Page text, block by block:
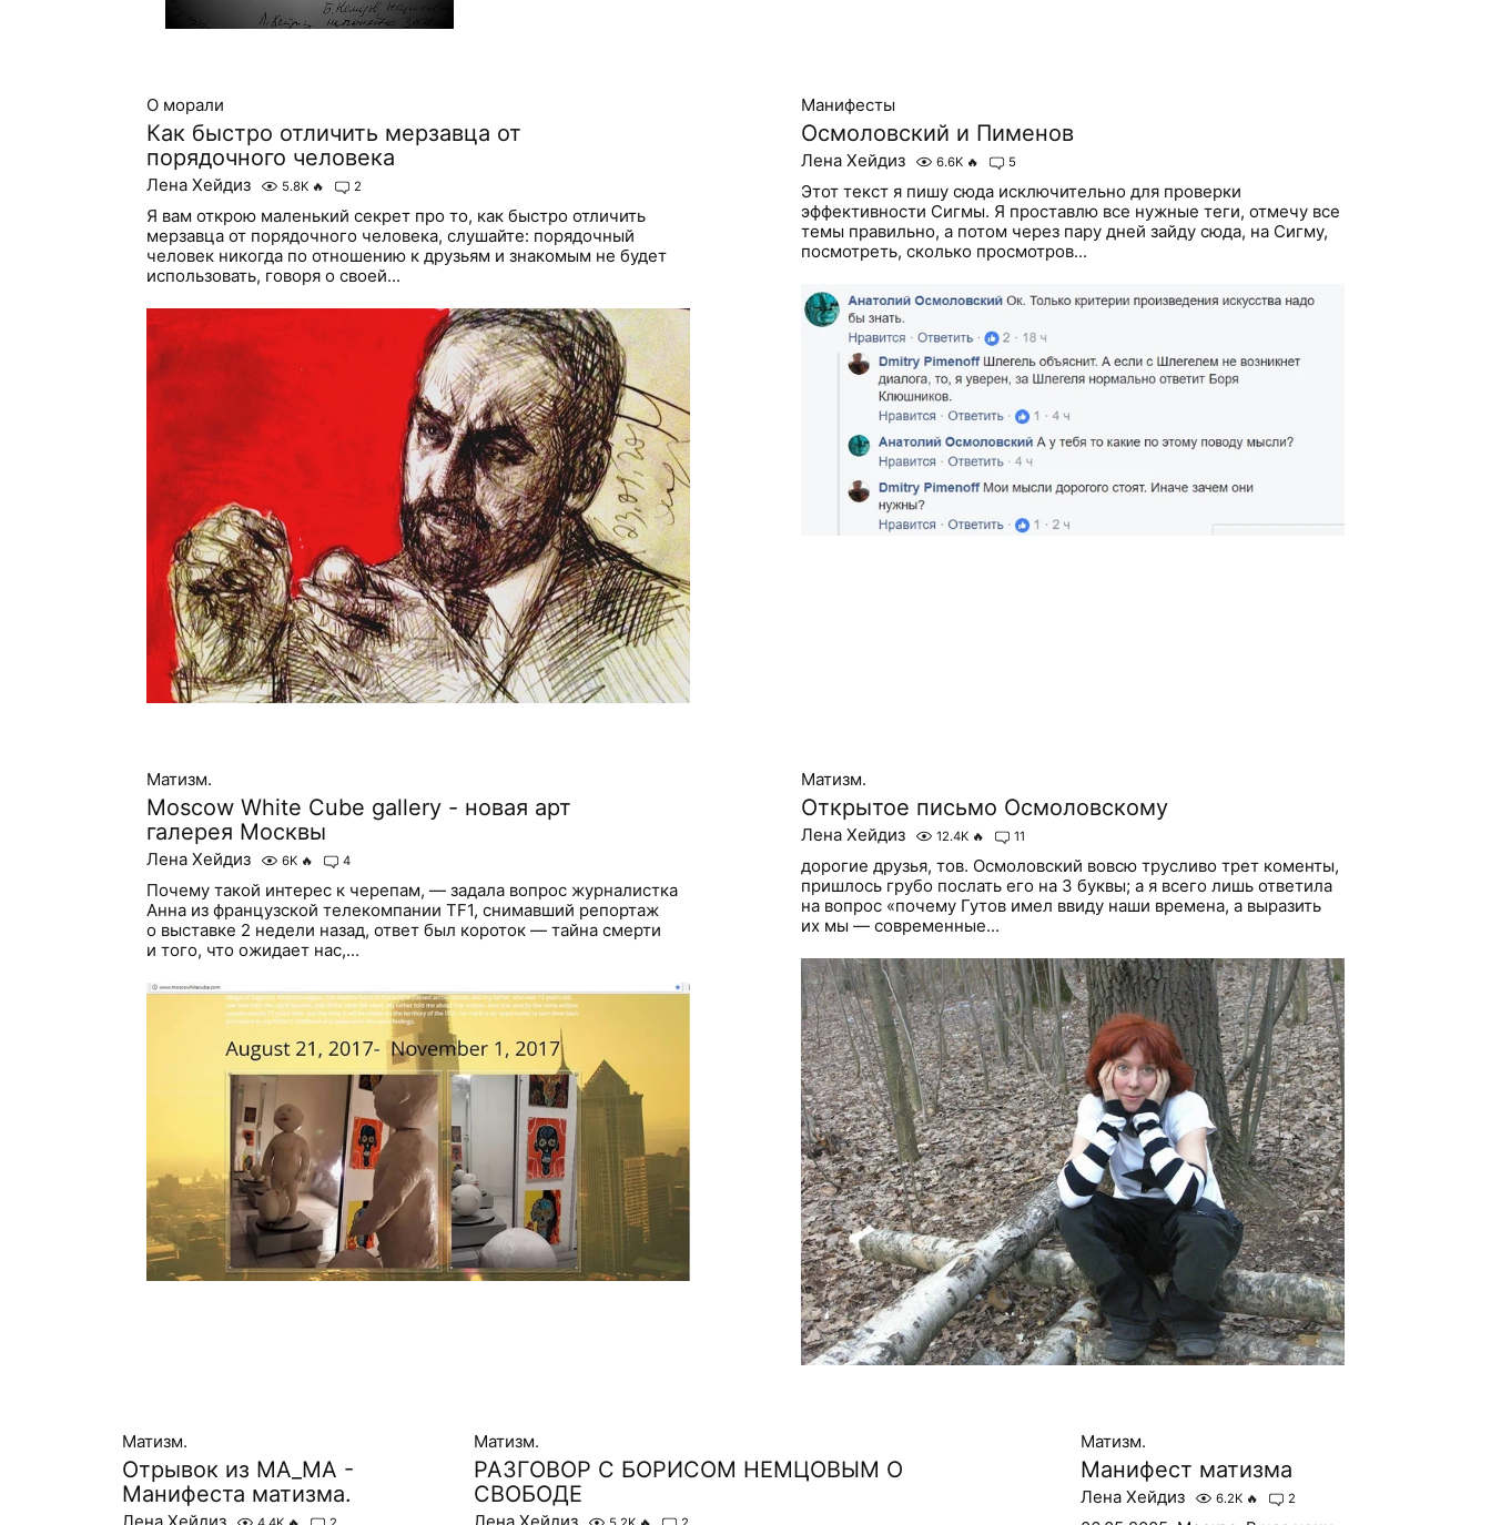
О морали
Как быстро отличить мерзавца от
порядочного человека
Лена Хейдиз 5.8K 🔥 2
Я вам открою маленький секрет про то, как быстро отличить
мерзавца от порядочного человека, слушайте: порядочный
человек никогда по отношению к друзьям и знакомым не будет
использовать, говоря о своей...
Манифесты
Осмоловский и Пименов
Лена Хейдиз 6.6K 🔥 5
Этот текст я пишу сюда исключительно для проверки
эффективности Сигмы. Я проставлю все нужные теги, отмечу все
темы правильно, а потом через пару дней зайду сюда, на Сигму,
посмотреть, сколько просмотров...
Матизм.
Moscow White Cube gallery - новая арт
галерея Москвы
Лена Хейдиз 6K 🔥 4
Почему такой интерес к черепам, — задала вопрос журналистка
Анна из французской телекомпании TF1, снимавший репортаж
о выставке 2 недели назад, ответ был короток — тайна смерти
и того, что ожидает нас,...
Матизм.
Открытое письмо Осмоловскому
Лена Хейдиз 12.4K 🔥 11
дорогие друзья, тов. Осмоловский вовсю трусливо трет коменты,
пришлось грубо послать его на 3 буквы; а я всего лишь ответила
на вопрос «почему Гутов имел ввиду наши времена, а выразить
их мы — современные...
Матизм.
Отрывок из МА_МА -
Манифеста матизма.
Матизм.
РАЗГОВОР С БОРИСОМ НЕМЦОВЫМ О
СВОБОДЕ
Матизм.
Манифест матизма
Лена Хейдиз 6.2K 🔥 2